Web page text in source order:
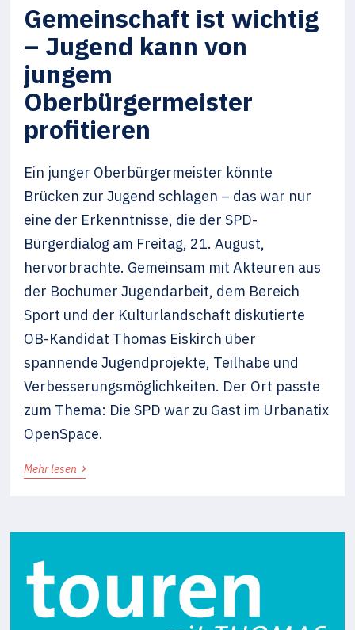
Gemeinschaft ist wichtig
– Jugend kann von
jungem
Oberbürgermeister
profitieren
Ein junger Oberbürgermeister könnte
Brücken zur Jugend schlagen – das war nur
eine der Erkenntnisse, die der SPD-
Bürgerdialog am Freitag, 21. August,
hervorbrachte. Gemeinsam mit Akteuren aus
der Bochumer Jugendarbeit, dem Bereich
Sport und der Kulturlandschaft diskutierte
OB-Kandidat Thomas Eiskirch über
spannende Jugendprojekte, Teilhabe und
Verbesserungsmöglichkeiten. Der Ort passte
zum Thema: Die SPD war zu Gast im Urbanatix
OpenSpace.
Mehr lesen ›